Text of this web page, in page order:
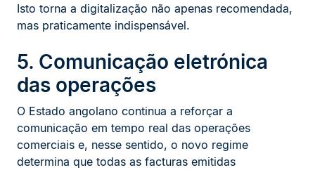
Isto torna a digitalização não apenas recomendada,
mas praticamente indispensável.
5. Comunicação eletrónica
das operações
O Estado angolano continua a reforçar a
comunicação em tempo real das operações
comerciais e, nesse sentido, o novo regime
determina que todas as facturas emitidas